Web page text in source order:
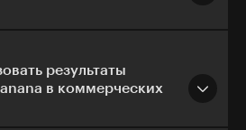
результаты
в коммерческих